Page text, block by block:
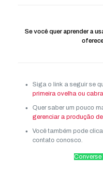
Se você quer aprender a
Siga o link a seguir se
primeira ovelha ou
Quer saber um pouco
gerenciar a produção
Você também pode
contato conosco.